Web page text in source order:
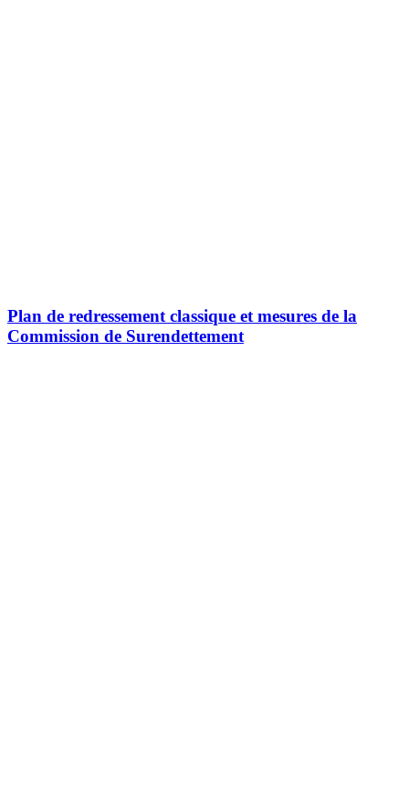
Plan de redressement classique et mesures de la
Commission de Surendettement